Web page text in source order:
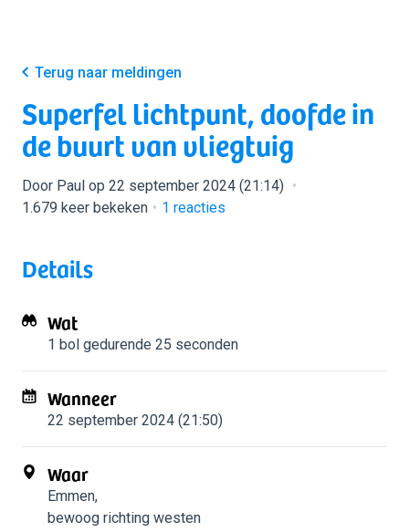
Terug naar meldingen
Superfel lichtpunt, doofde in
de buurt van vliegtuig
Door Paul op 22 september 2024 (21:14)
1.679 keer bekeken
1 reacties
Details
Wat
1 bol gedurende 25 seconden
Wanneer
22 september 2024 (21:50)
Waar
Emmen,
bewoog richting westen